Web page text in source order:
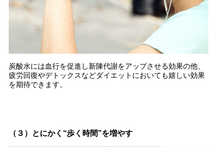
炭酸水には血行を促進し新陳代謝をアップさせる効果の他、
疲労回復やデトックスなどダイエットにおいても嬉しい効果
を期待できます。
（３）とにかく“歩く時間”を増やす